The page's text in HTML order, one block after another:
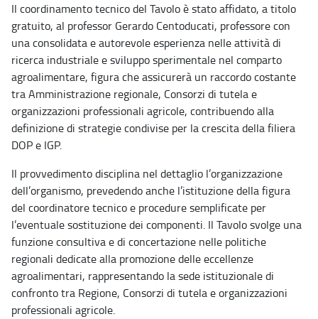
Il coordinamento tecnico del Tavolo è stato affidato, a titolo
gratuito, al professor Gerardo Centoducati, professore con
una consolidata e autorevole esperienza nelle attività di
ricerca industriale e sviluppo sperimentale nel comparto
agroalimentare, figura che assicurerà un raccordo costante
tra Amministrazione regionale, Consorzi di tutela e
organizzazioni professionali agricole, contribuendo alla
definizione di strategie condivise per la crescita della filiera
DOP e IGP.
Il provvedimento disciplina nel dettaglio l’organizzazione
dell’organismo, prevedendo anche l’istituzione della figura
del coordinatore tecnico e procedure semplificate per
l’eventuale sostituzione dei componenti. Il Tavolo svolge una
funzione consultiva e di concertazione nelle politiche
regionali dedicate alla promozione delle eccellenze
agroalimentari, rappresentando la sede istituzionale di
confronto tra Regione, Consorzi di tutela e organizzazioni
professionali agricole.